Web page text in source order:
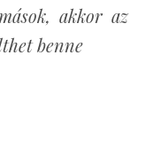
akkor az
benne